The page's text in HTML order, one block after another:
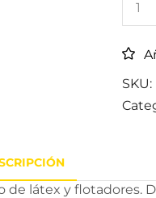
SKU:
látex y